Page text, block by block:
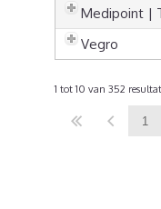
Medipoint |
Vegro
1 tot 10 van 352
1